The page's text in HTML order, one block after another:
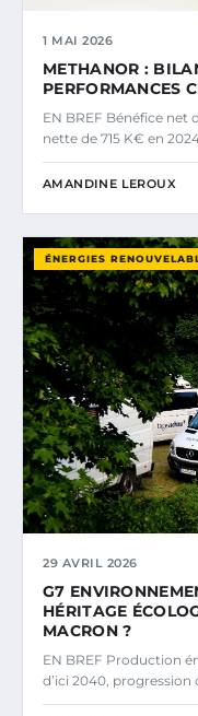
1 MAI 2026
METHANOR :
PERFORMANCES
EN BREF Bénéfice net
nette de 715 K€ en
AMANDINE LEROUX
ÉNERGIES
29 AVRIL 2026
G7
HÉRITAGE
MACRON ?
EN BREF Production
d’ici 2040, progression